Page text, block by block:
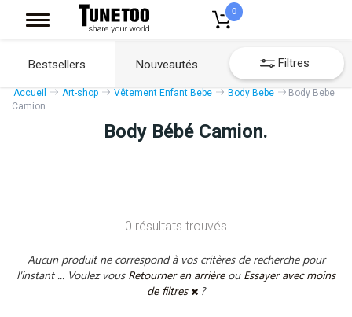
0
Bestsellers Nouveautés Filtres
Accueil Art-shop Vêtement Enfant Bebe Body Bebe
Body Bebe
Camion
Body Bébé Camion.
0 résultats trouvés
Aucun produit ne correspond à vos critères de recherche pour
l'instant ... Voulez vous Retourner en arrière ou Essayer avec moins
de filtres
?